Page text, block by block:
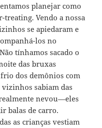
planejar como
Vendo a nossa
se apiedaram e
los no
tínhamos sacado o
das bruxas
dos demônios com
vizinhos sabiam das
nevou—eles
balas de carro.
as crianças vestiam